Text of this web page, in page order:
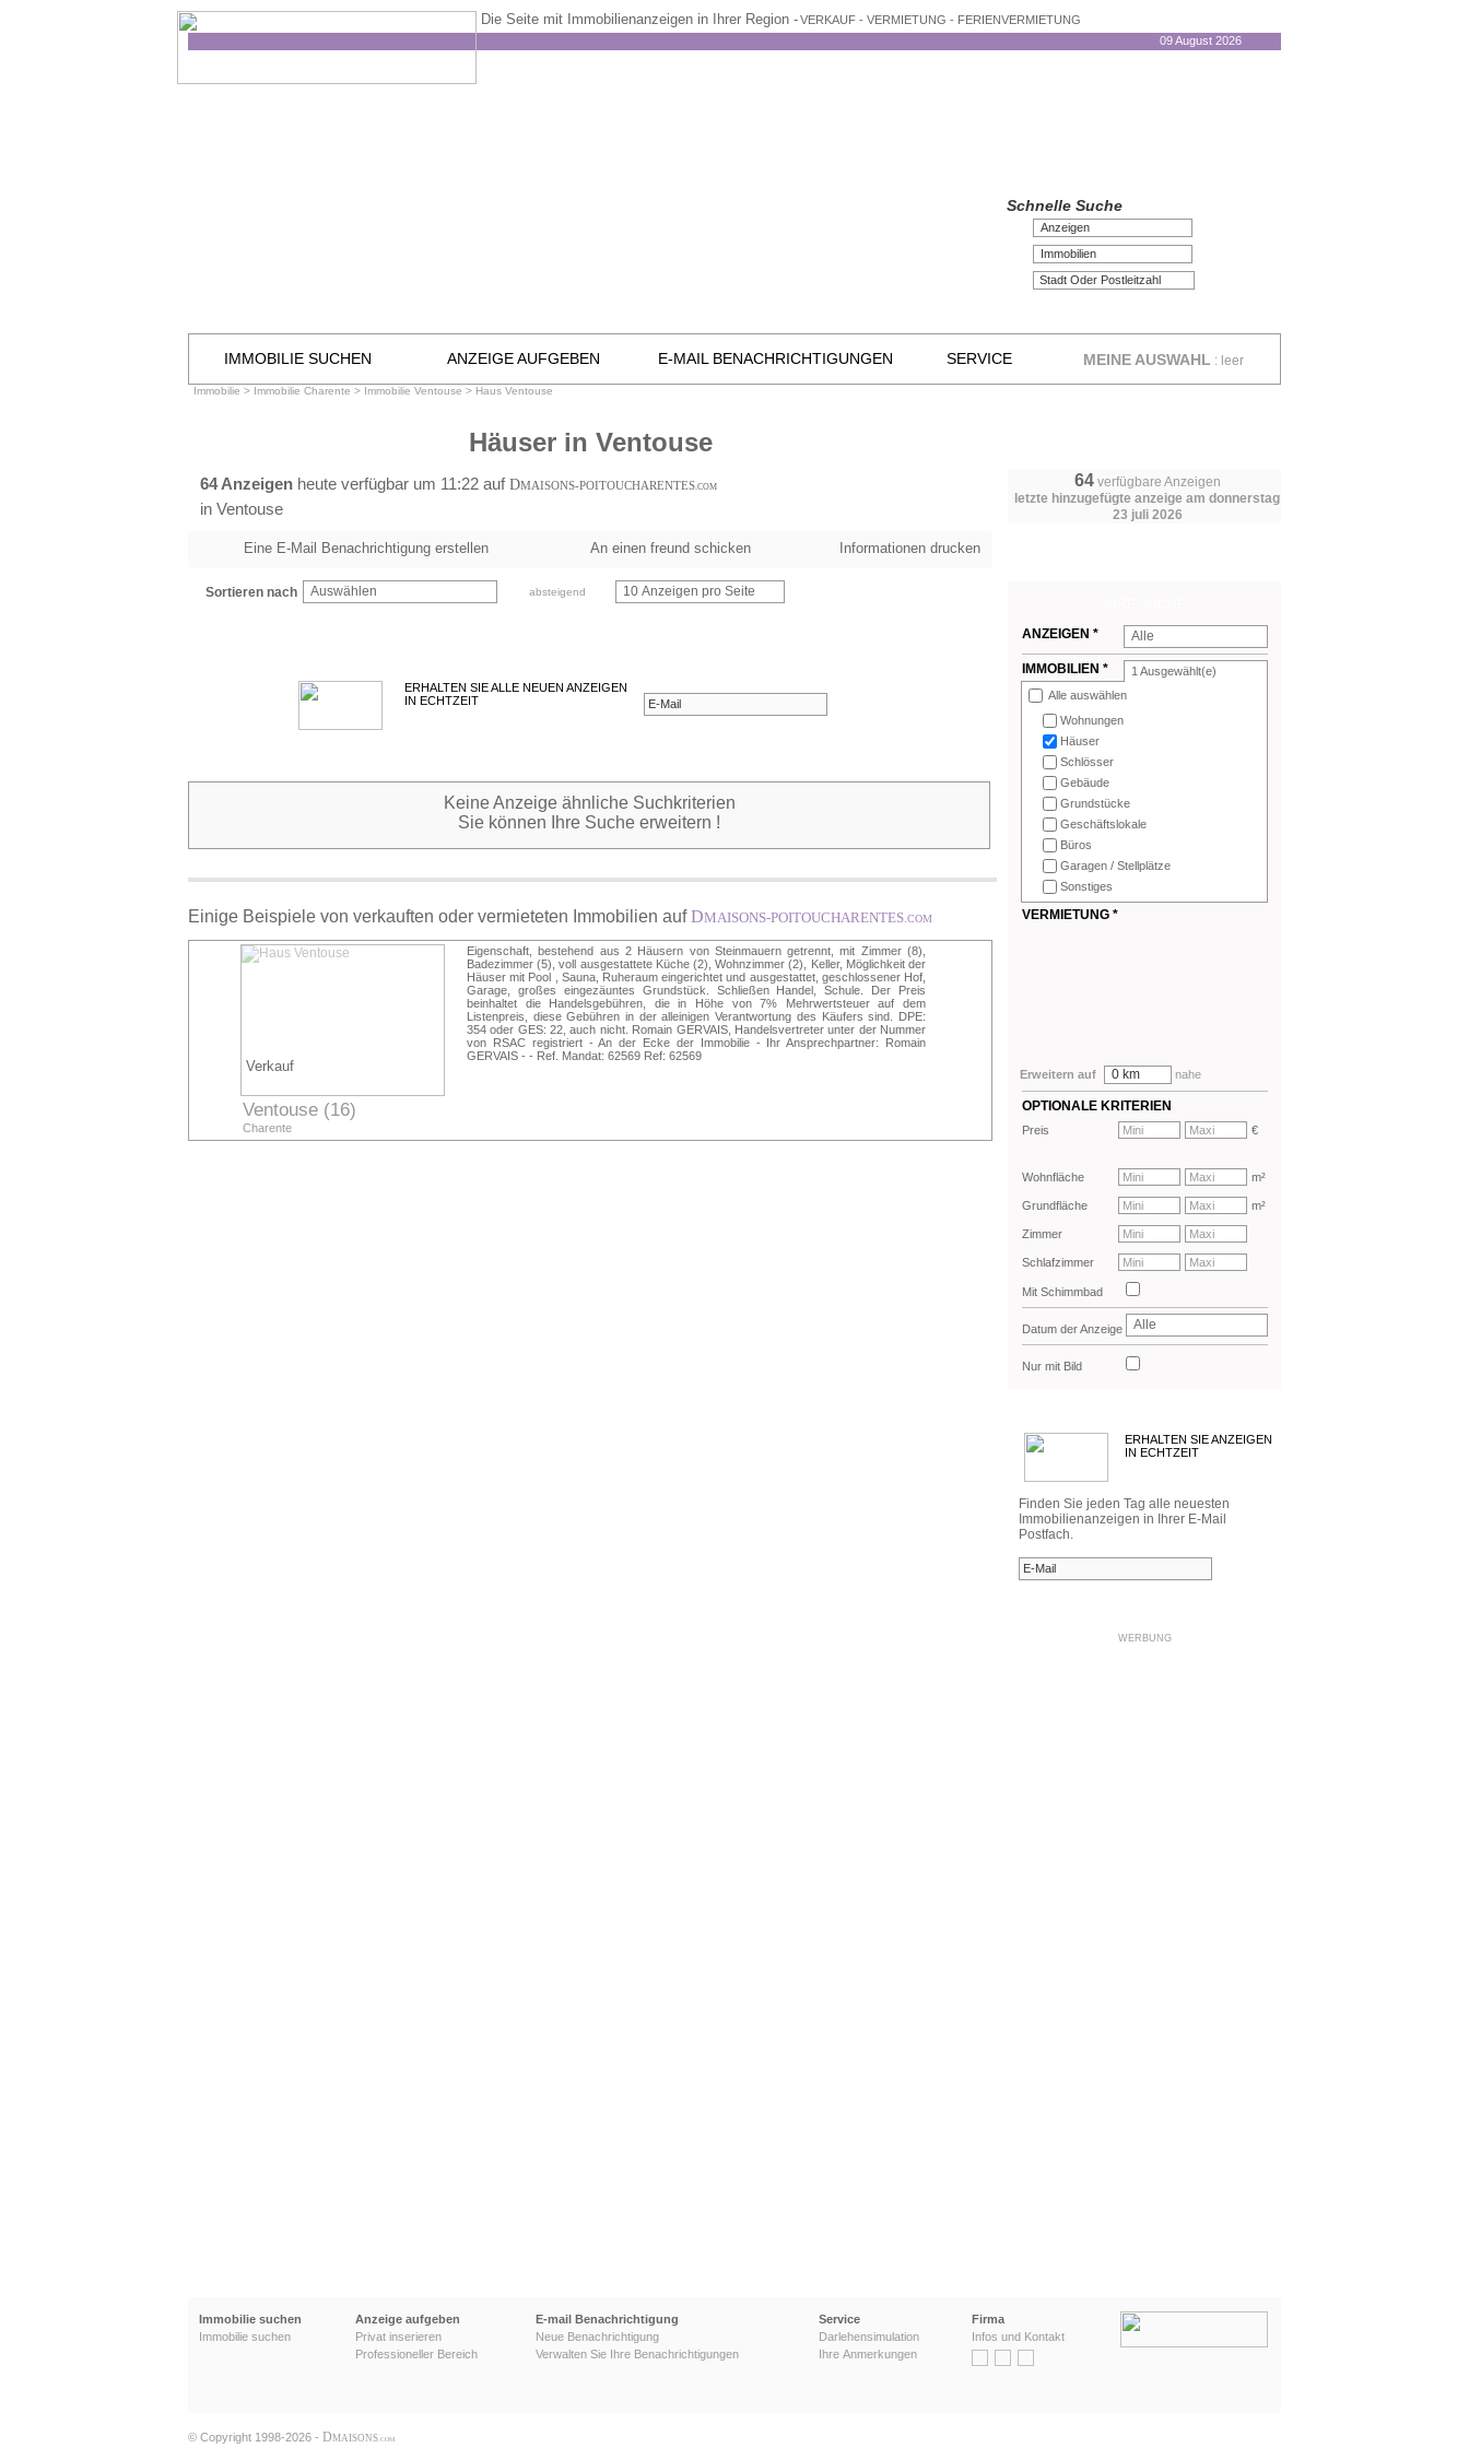
Die Seite mit Immobilienanzeigen in Ihrer Region -VERKAUF - VERMIETUNG - FERIENVERMIETUNG
09 August 2026
Schnelle Suche
Anzeigen
Immobilien
IMMOBILIE SUCHEN ANZEIGE AUFGEBEN E-MAIL BENACHRICHTIGUNGEN SERVICE MEINE AUSWAHL : leer
Immobilie > Immobilie Charente > Immobilie Ventouse > Haus Ventouse
Häuser in Ventouse
64 Anzeigen heute verfügbar um 11:22 auf DMAISONS-POITOUCHARENTES.COM
in Ventouse
64verfügbare Anzeigen
letzte hinzugefügte anzeige am donnerstag
23 juli 2026
Eine E-Mail Benachrichtigung erstellen An einen freund schicken Informationen drucken
Sortieren nach Auswählen absteigend 10 Anzeigen pro Seite
ERHALTEN SIE ALLE NEUEN ANZEIGEN
IN ECHTZEIT
Keine Anzeige ähnliche Suchkriterien
Sie können Ihre Suche erweitern !
Einige Beispiele von verkauften oder vermieteten Immobilien aufDMAISONS-POITOUCHARENTES .COM
Verkauf
Ventouse (16)
Charente
Eigenschaft, bestehend aus 2 Häusern von Steinmauern getrennt, mit Zimmer (8),
Badezimmer (5), voll ausgestattete Küche (2), Wohnzimmer (2), Keller, Möglichkeit der
Häuser mit Pool , Sauna, Ruheraum eingerichtet und ausgestattet, geschlossener Hof,
Garage, großes eingezäuntes Grundstück. Schließen Handel, Schule. Der Preis
beinhaltet die Handelsgebühren, die in Höhe von 7% Mehrwertsteuer auf dem
Listenpreis, diese Gebühren in der alleinigen Verantwortung des Käufers sind. DPE:
354 oder GES: 22, auch nicht. Romain GERVAIS, Handelsvertreter unter der Nummer
von RSAC registriert - An der Ecke der Immobilie - Ihr Ansprechpartner: Romain
GERVAIS - - Ref. Mandat: 62569 Ref: 62569
ANZEIGEN *
Alle
IMMOBILIEN * 1 Ausgewählt(e)
Alle auswählen
Wohnungen
Häuser
Schlösser
Gebäude
Grundstücke
Geschäftslokale
Büros
Garagen / Stellplätze
Sonstiges
VERMIETUNG *
Erweitern auf 0 km nahe
OPTIONALE KRITERIEN
Preis €
Wohnfläche m²
Grundfläche m²
Zimmer
Schlafzimmer
Mit Schimmbad
Datum der Anzeige Alle
Nur mit Bild
ERHALTEN SIE ANZEIGEN
IN ECHTZEIT
Finden Sie jeden Tag alle neuesten
Immobilienanzeigen in Ihrer E-Mail
Postfach.
WERBUNG
Immobilie suchen
Immobilie suchen
Anzeige aufgeben
Privat inserieren
Professioneller Bereich
E-mail Benachrichtigung
Neue Benachrichtigung
Verwalten Sie Ihre Benachrichtigungen
Service
Darlehensimulation
Ihre Anmerkungen
Firma
Infos und Kontakt
© Copyright 1998-2026 - DMAISONS .COM